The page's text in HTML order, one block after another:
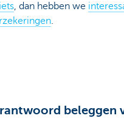
, dan hebben we
.
beleggen